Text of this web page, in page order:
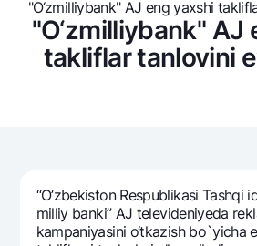
Kreditlar
Ipoteka
National Green
Talab qilib olinguncha
Yevro
Sayohatchiga
UzCard/HUMO
Valyutalar kursi
"O‘zmilliybank" AJ eng yaxshi
"O‘zmilliybank" AJ
takliflar tanlovini
“O’zbekiston Respublikasi Tashqi
milliy banki” AJ televideniyeda
kampaniyasini o‘tkazish bo`yicha